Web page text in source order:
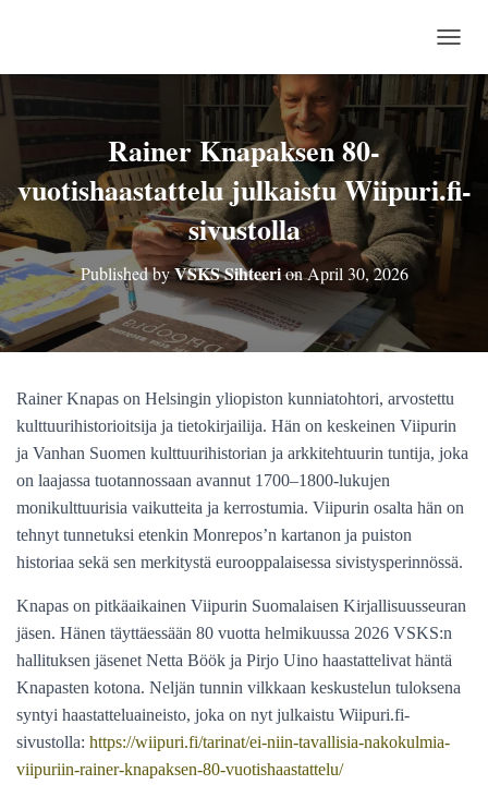
Rainer Knapaksen 80-
vuotishaastattelu julkaistu Wiipuri.fi-
sivustolla
Published byVSKS SihteerionApril 30, 2026
Rainer Knapas on Helsingin yliopiston kunniatohtori, arvostettu
kulttuurihistorioitsija ja tietokirjailija. Hän on keskeinen Viipurin
ja Vanhan Suomen kulttuurihistorian ja arkkitehtuurin tuntija, joka
on laajassa tuotannossaan avannut 1700–1800-lukujen
monikulttuurisia vaikutteita ja kerrostumia. Viipurin osalta hän on
tehnyt tunnetuksi etenkin Monrepos’n kartanon ja puiston
historiaa sekä sen merkitystä eurooppalaisessa sivistysperinnössä.
Knapas on pitkäaikainen Viipurin Suomalaisen Kirjallisuusseuran
jäsen. Hänen täyttäessään 80 vuotta helmikuussa 2026 VSKS:n
hallituksen jäsenet Netta Böök ja Pirjo Uino haastattelivat häntä
Knapasten kotona. Neljän tunnin vilkkaan keskustelun tuloksena
syntyi haastatteluaineisto, joka on nyt julkaistu Wiipuri.fi-
sivustolla: https://wiipuri.fi/tarinat/ei-niin-tavallisia-nakokulmia-
viipuriin-rainer-knapaksen-80-vuotishaastattelu/